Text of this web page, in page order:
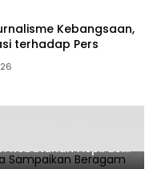
Kebangsaan,
terhadap Pers
Warga
Kebutuhan Aspirasi
Desa